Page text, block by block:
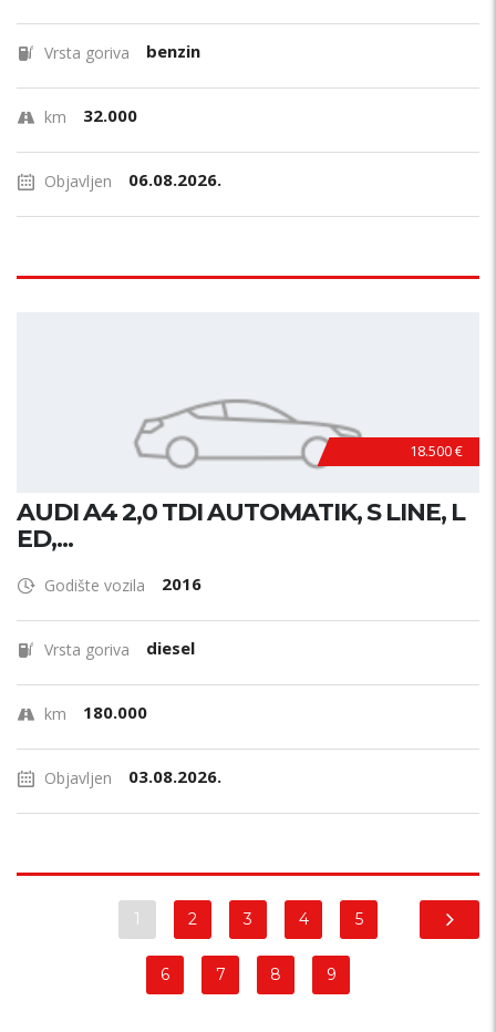
Vrsta goriva benzin
km 32.000
Objavljen 06.08.2026.
18.500 €
AUDI A4 2,0 TDI AUTOMATIK, S LINE, L
ED,...
Godište vozila 2016
Vrsta goriva diesel
km 180.000
Objavljen 03.08.2026.
1 2 3 4 5
6 7 8 9